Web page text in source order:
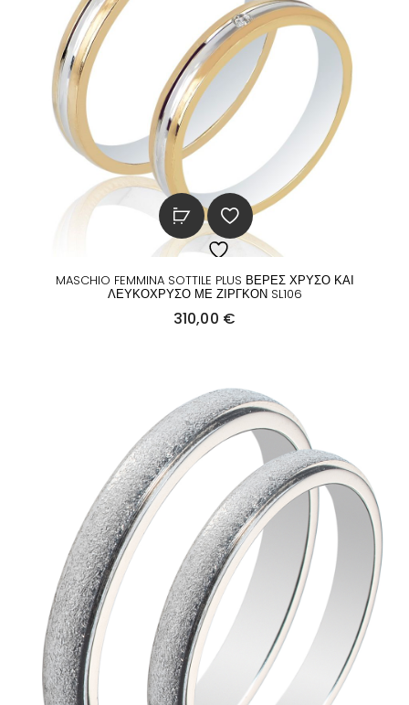
MASCHIO FEMMINA SOTTILE PLUS ΒΕΡΕΣ ΧΡΥΣΟ ΚΑΙ
ΛΕΥΚΟΧΡΥΣΟ ΜΕ ΖΙΡΓΚΟΝ SL106
310,00 €